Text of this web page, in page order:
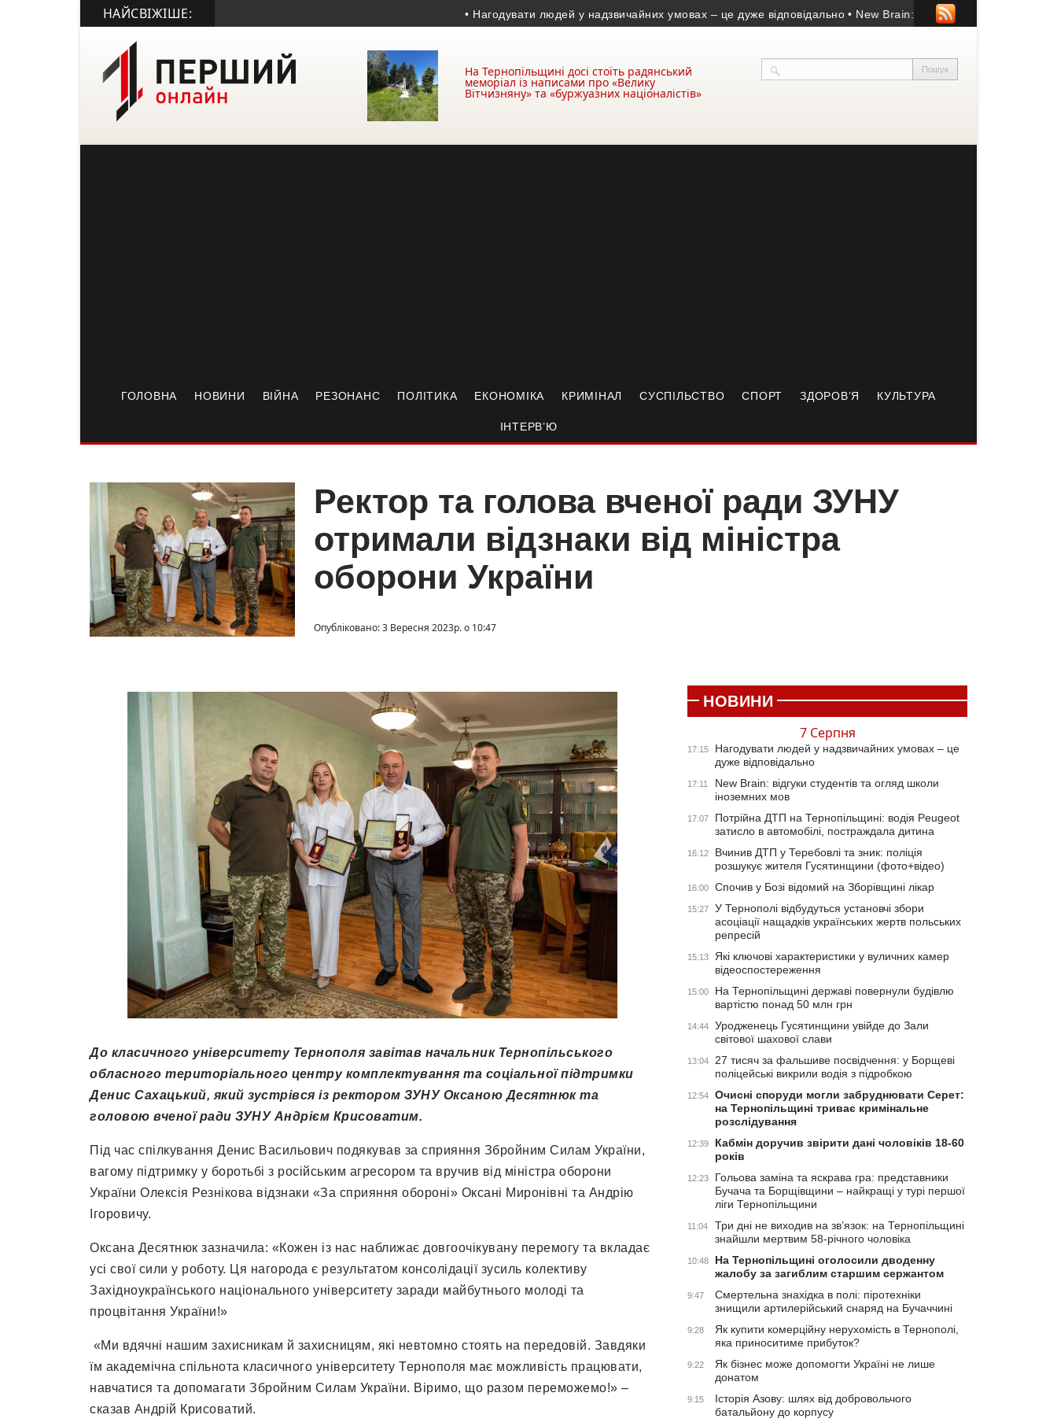
НАЙСВІЖІШЕ: • Нагодувати людей у надзвичайних умовах – це дуже відповідально • New Brain: відгуки студентів та огляд школи
На Тернопільщині досі стоїть радянський
меморіал із написами про «Велику
Вітчизняну» та «буржуазних націоналістів»
ГОЛОВНА НОВИНИ ВІЙНА РЕЗОНАНС ПОЛІТИКА ЕКОНОМІКА КРИМІНАЛ СУСПІЛЬСТВО СПОРТ ЗДОРОВ’Я КУЛЬТУРА
ІНТЕРВ’Ю
Ректор та голова вченої ради ЗУНУ
отримали відзнаки від міністра
оборони України
Опубліковано: 3 Вересня 2023р. о 10:47
До класичного університету Тернополя завітав начальник Тернопільського
обласного територіального центру комплектування та соціальної підтримки
Денис Сахацький, який зустрівся із ректором ЗУНУ Оксаною Десятнюк та
головою вченої ради ЗУНУ Андрієм Крисоватим.
Під час спілкування Денис Васильович подякував за сприяння Збройним Силам України,
вагому підтримку у боротьбі з російським агресором та вручив від міністра оборони
України Олексія Резнікова відзнаки «За сприяння обороні» Оксані Миронівні та Андрію
Ігоровичу.
Оксана Десятнюк зазначила: «Кожен із нас наближає довгоочікувану перемогу та вкладає
усі свої сили у роботу. Ця нагорода є результатом консолідації зусиль колективу
Західноукраїнського національного університету заради майбутнього молоді та
процвітання України!»
«Ми вдячні нашим захисникам й захисницям, які невтомно стоять на передовій. Завдяки
їм академічна спільнота класичного університету Тернополя має можливість працювати,
навчатися та допомагати Збройним Силам України. Віримо, що разом переможемо!» –
сказав Андрій Крисоватий.
НОВИНИ
7 Серпня
17:15
Нагодувати людей у надзвичайних умовах – це
дуже відповідально
17:11
New Brain: відгуки студентів та огляд школи
іноземних мов
17:07
Потрійна ДТП на Тернопільщині: водія Peugeot
затисло в автомобілі, постраждала дитина
16:12
Вчинив ДТП у Теребовлі та зник: поліція
розшукує жителя Гусятинщини (фото+відео)
16:00 Спочив у Бозі відомий на Зборівщині лікар
15:27
У Тернополі відбудуться установчі збори
асоціації нащадків українських жертв польських
репресій
15:13
Які ключові характеристики у вуличних камер
відеоспостереження
15:00
На Тернопільщині державі повернули будівлю
вартістю понад 50 млн грн
14:44
Уродженець Гусятинщини увійде до Зали
світової шахової слави
13:04
27 тисяч за фальшиве посвідчення: у Борщеві
поліцейські викрили водія з підробкою
12:54
Очисні споруди могли забруднювати Серет:
на Тернопільщині триває кримінальне
розслідування
12:39
Кабмін доручив звірити дані чоловіків 18-60
років
12:23
Гольова заміна та яскрава гра: представники
Бучача та Борщівщини – найкращі у турі першої
ліги Тернопільщини
11:04
Три дні не виходив на зв’язок: на Тернопільщині
знайшли мертвим 58-річного чоловіка
10:48
На Тернопільщині оголосили дводенну
жалобу за загиблим старшим сержантом
9:47
Смертельна знахідка в полі: піротехніки
знищили артилерійський снаряд на Бучаччині
9:28
Як купити комерційну нерухомість в Тернополі,
яка приноситиме прибуток?
9:22
Як бізнес може допомогти Україні не лише
донатом
9:15
Історія Азову: шлях від добровольчого
батальйону до корпусу